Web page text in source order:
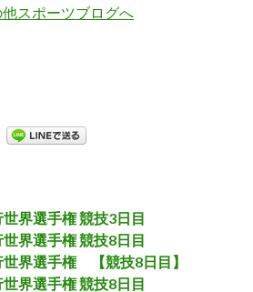
界選手権 競技3日目
界選手権 競技8日目
界選手権 【競技8日目】
界選手権 競技8日目